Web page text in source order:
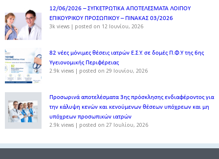
12/06/2026 – ΣΥΓΚΕΤΡΩΤΙΚΑ ΑΠΟΤΕΛΕΣΜΑΤΑ ΛΟΙΠΟΥ
ΕΠΙΚΟΥΡΙΚΟΥ ΠΡΟΣΩΠΙΚΟΥ – ΠΙΝΑΚΑΣ 03/2026
3k views | posted on 12 Ιουνίου, 2026
82 νέες μόνιμες θέσεις ιατρών Ε.Σ.Υ. σε δομές Π.Φ.Υ της 6ης
Υγειονομικής Περιφέρειας
2.9k views | posted on 29 Ιουνίου, 2026
Προσωρινά αποτελέσματα 3ης πρόσκλησης ενδιαφέροντος για
την κάλυψη κενών και κενούμενων θέσεων υπόχρεων και μη
υπόχρεων προσωπικών ιατρών
2.9k views | posted on 27 Ιουλίου, 2026